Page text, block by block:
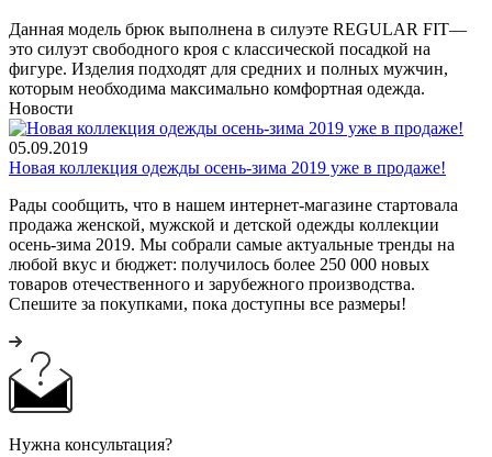
Данная модель брюк выполнена в силуэте REGULAR FIT—
это силуэт свободного кроя с классической посадкой на
фигуре. Изделия подходят для средних и полных мужчин,
которым необходима максимально комфортная одежда.
Новости
05.09.2019
Новая коллекция одежды осень-зима 2019 уже в продаже!
Рады сообщить, что в нашем интернет-магазине стартовала
продажа женской, мужской и детской одежды коллекции
осень-зима 2019. Мы собрали самые актуальные тренды на
любой вкус и бюджет: получилось более 250 000 новых
товаров отечественного и зарубежного производства.
Спешите за покупками, пока доступны все размеры!
Нужна консультация?